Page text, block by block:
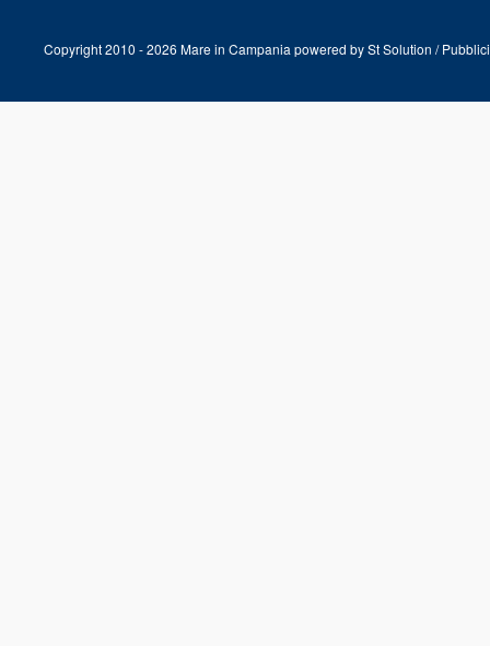
Copyright 2010 - 2026 Mare in Campania powered bySt Solution /